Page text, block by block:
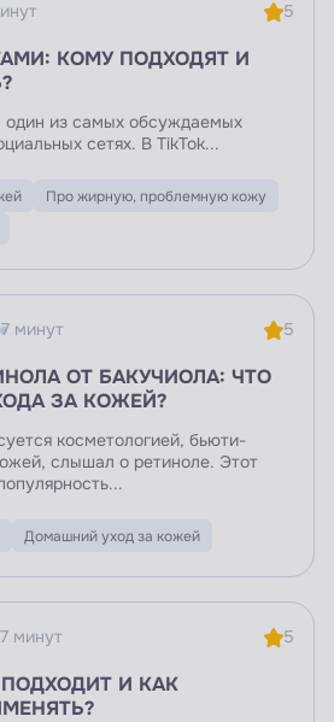
5
КОМУ ПОДХОДЯТ И
из самых обсуждаемых
сетях. В TikTok...
Про жирную, проблемную кожу
7 минут 5
ОТ БАКУЧИОЛА: ЧТО
ЗА КОЖЕЙ?
косметологией, бьюти-
слышал о ретиноле. Этот
Домашний уход за кожей
минут 5
И КАК